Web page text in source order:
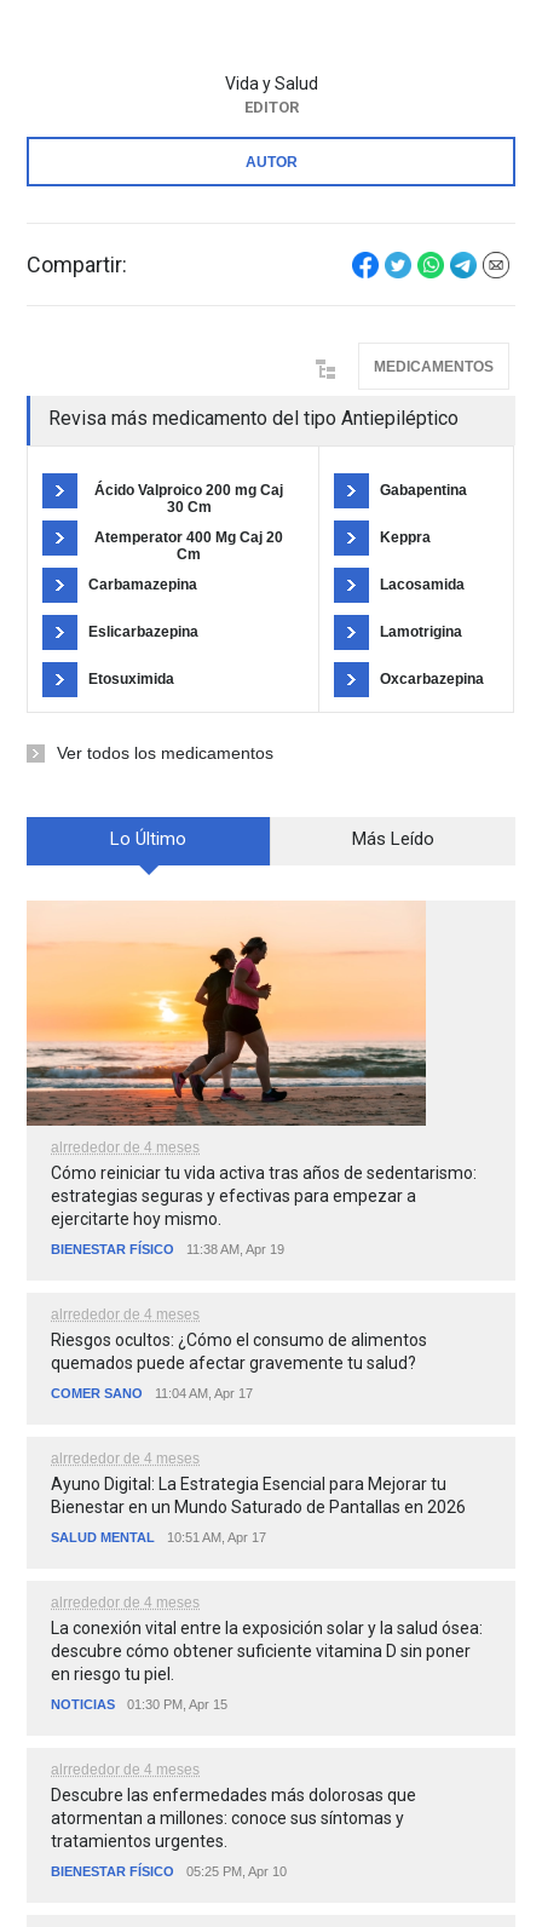
Vida y Salud
EDITOR
AUTOR
Compartir:
MEDICAMENTOS
Revisa más medicamento del tipo Antiepiléptico
Ácido Valproico 200 mg Caj
30 Cm
Atemperator 400 Mg Caj 20
Cm
Carbamazepina
Eslicarbazepina
Etosuximida
Gabapentina
Keppra
Lacosamida
Lamotrigina
Oxcarbazepina
Ver todos los medicamentos
Lo Último Más Leído
alrrededor de 4 meses
Cómo reiniciar tu vida activa tras años de sedentarismo:
estrategias seguras y efectivas para empezar a
ejercitarte hoy mismo.
BIENESTAR FÍSICO 11:38 AM, Apr 19
alrrededor de 4 meses
Riesgos ocultos: ¿Cómo el consumo de alimentos
quemados puede afectar gravemente tu salud?
COMER SANO 11:04 AM, Apr 17
alrrededor de 4 meses
Ayuno Digital: La Estrategia Esencial para Mejorar tu
Bienestar en un Mundo Saturado de Pantallas en 2026
SALUD MENTAL 10:51 AM, Apr 17
alrrededor de 4 meses
La conexión vital entre la exposición solar y la salud ósea:
descubre cómo obtener suficiente vitamina D sin poner
en riesgo tu piel.
NOTICIAS 01:30 PM, Apr 15
alrrededor de 4 meses
Descubre las enfermedades más dolorosas que
atormentan a millones: conoce sus síntomas y
tratamientos urgentes.
BIENESTAR FÍSICO 05:25 PM, Apr 10